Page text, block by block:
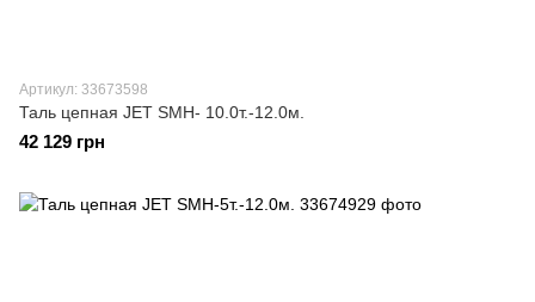
Артикул: 33673598
Таль цепная JET SMH- 10.0т.-12.0м.
42 129 грн